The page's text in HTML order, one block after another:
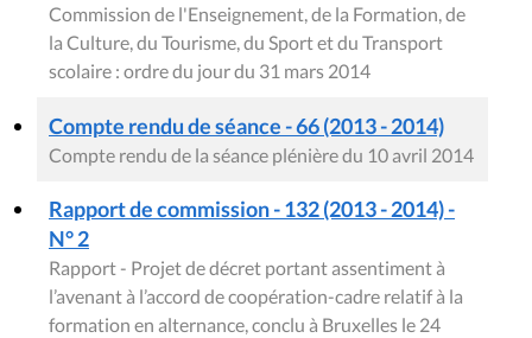
Commission de l'Enseignement, de la Formation, de
la Culture, du Tourisme, du Sport et du Transport
scolaire : ordre du jour du 31 mars 2014
Compte rendu de séance - 66 (2013 - 2014)
Compte rendu de la séance plénière du 10 avril 2014
Rapport de commission - 132 (2013 - 2014) -
N° 2
Rapport - Projet de décret portant assentiment à
l’avenant à l’accord de coopération-cadre relatif à la
formation en alternance, conclu à Bruxelles le 24